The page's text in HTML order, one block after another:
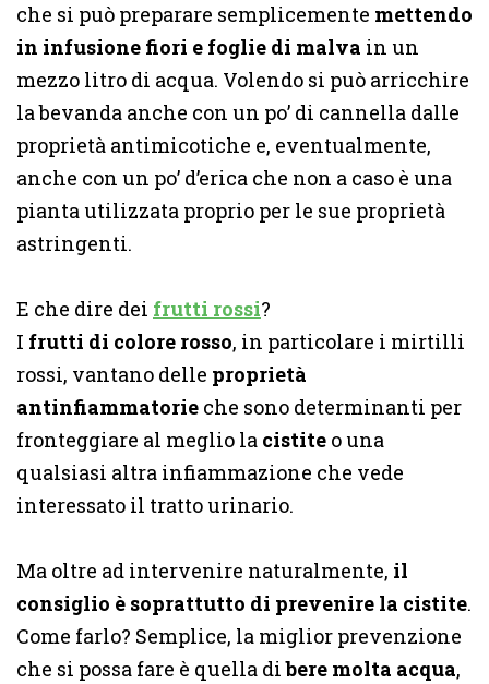
che si può preparare semplicemente mettendo
in infusione fiori e foglie di malva in un
mezzo litro di acqua. Volendo si può arricchire
la bevanda anche con un po’ di cannella dalle
proprietà antimicotiche e, eventualmente,
anche con un po’ d’erica che non a caso è una
pianta utilizzata proprio per le sue proprietà
astringenti.
E che dire dei frutti rossi?
I frutti di colore rosso, in particolare i mirtilli
rossi, vantano delle proprietà
antinfiammatorie che sono determinanti per
fronteggiare al meglio la cistite o una
qualsiasi altra infiammazione che vede
interessato il tratto urinario.
Ma oltre ad intervenire naturalmente, il
consiglio è soprattutto di prevenire la cistite.
Come farlo? Semplice, la miglior prevenzione
che si possa fare è quella dibere molta acqua,